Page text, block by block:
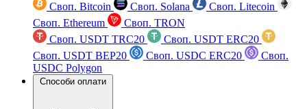
Своп. Bitcoin Своп. Solana
Своп. Litecoin
Своп. Ethereum
Своп. TRON
Своп. USDT TRC20
Своп. USDT ERC20
Своп. USDT BEP20
Своп. USDC ERC20
Своп.
USDC Polygon
Способи оплати